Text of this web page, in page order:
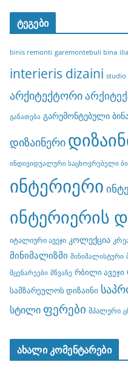
ტეგები
binis remonti garemontebuli bina
interieris dizaini studio
არქიტექტორი
განათება გარემონტებული
დიზაინერი
ინდივიდუალური საცხოვრებელი
ინტერიერი
ინტერიერის
იტალიური ავეჯი კოლექცია
მინიმალიზმი მინიმალისტური
მცენარეები მწვანე რბილი ავეჯი
სამზარეულოს დიზაინი
სტილი ფერები შპალერი
ახალი კომენტარები